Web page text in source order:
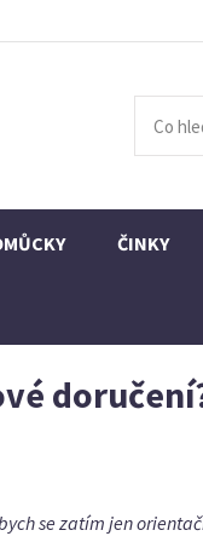
ČINKY
se zatím jen